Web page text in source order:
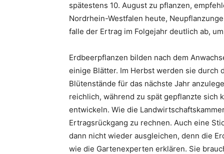
spätestens 10. August zu pflanzen,
Nordrhein-Westfalen heute,
falle der Ertrag im Folgejahr deutlich ab,
Erdbeerpflanzen bilden nach dem
einige Blätter. Im Herbst werden sie durch
Blütenstände für das nächste Jahr
reichlich, während zu spät gepflanzte sich
entwickeln. Wie die
Ertragsrückgang zu rechnen. Auch eine
dann nicht wieder ausgleichen, denn die
wie die Gartenexperten erklären. Sie